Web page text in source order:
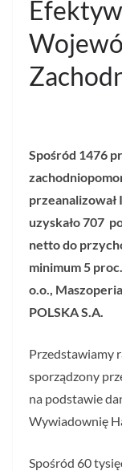
Spośród 1476
przeanalizował
uzyskało 707
netto do
minimum 5
o.o.,
POLSKA S.A.
Przedstawiamy
sporządzony
na podstawie
Wywiadownię
Spośród 60